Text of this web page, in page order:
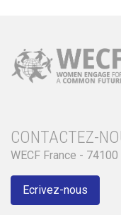
CONTACTEZ-
WECF France -
Ecrivez-nous